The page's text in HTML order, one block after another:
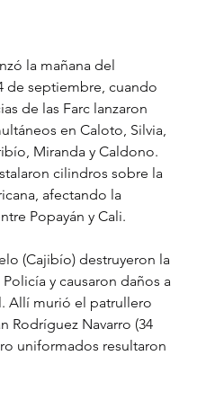
la mañana del
de septiembre, cuando
de las Farc lanzaron
en Caloto, Silvia,
Miranda y Caldono.
cilindros sobre la
afectando la
Popayán y Cali.
(Cajibío) destruyeron la
y causaron daños a
Allí murió el patrullero
Rodríguez Navarro (34
uniformados resultaron